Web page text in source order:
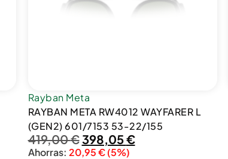
Rayban Meta
RAYBAN META RW4012 WAYFARER L
(GEN2) 601/7153 53-22/155
419,00€398,05€
Ahorras: 20,95€ (5%)